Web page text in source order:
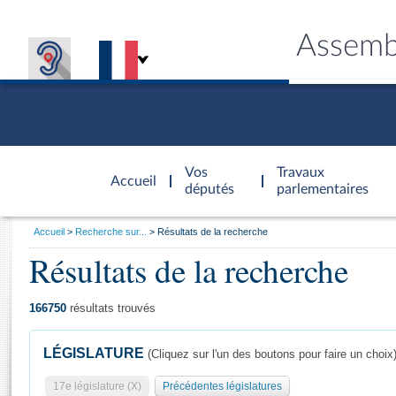
Accueil
d'accueil
Vos
députés
Travaux
parlementaires
Général
Vous
Accueil Recherche sur... Résultats de la recherche
Résultats de la recherche
166750 résultats trouvés
LÉGISLATURE (Cliquez sur l'un des boutons pour faire un choix)
17e législature (X) Précédentes législatures